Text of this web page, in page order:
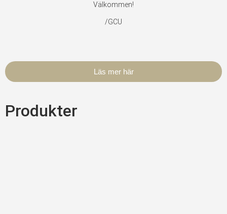
Välkommen!
/GCU
Läs mer här
Produkter